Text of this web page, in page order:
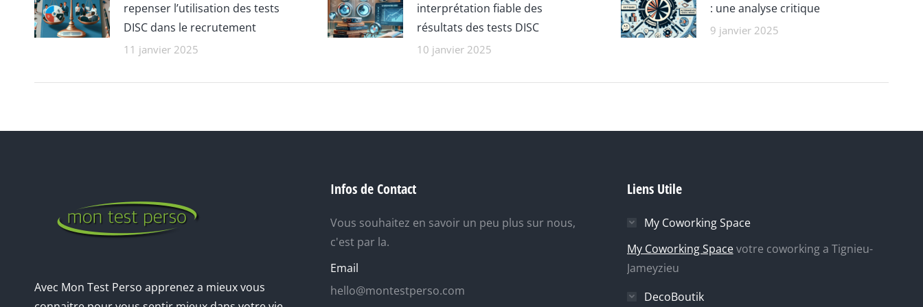
repenser l’utilisation des tests
DISC dans le recrutement
11 janvier 2025
interprétation fiable des
résultats des tests DISC
10 janvier 2025
: une analyse critique
9 janvier 2025
Avec Mon Test Perso apprenez a mieux vous
Infos de Contact
Vous souhaitez en savoir un peu plus sur nous,
c'est par la.
Email
hello@montestperso.com
Liens Utile
My Coworking Space
My Coworking Spacevotre coworking a Tignieu-
Jameyzieu
DecoBoutik